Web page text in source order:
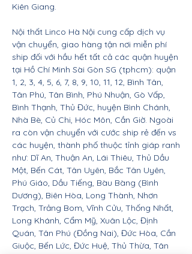
Kiên Giang.
Nội thất Linco Hà Nội cung cấp dịch vụ
vận chuyển, giao hàng tận nơi miễn phí
ship đối với hầu hết tất cả các quận huyện
tại Hồ Chí Minh Sài Gòn SG (tphcm): quận
1, 2, 3, 4, 5, 6, 7, 8, 9, 10, 11, 12, Bình Tân,
Tân Phú, Tân Bình, Phú Nhuận, Gò Vấp,
Bình Thạnh, Thủ Đức, huyện Bình Chánh,
Nhà Bè, Củ Chi, Hóc Môn, Cần Giờ. Ngoài
ra còn vận chuyển với cước ship rẻ đến vs
các huyện, thành phố thuộc tỉnh giáp ranh
như: Dĩ An, Thuận An, Lái Thiêu, Thủ Dầu
Một, Bến Cát, Tân Uyên, Bắc Tân Uyên,
Phú Giáo, Dầu Tiếng, Bàu Bàng (Bình
Dương), Biên Hòa, Long Thành, Nhơn
Trạch, Trảng Bom, Vĩnh Cửu, Thống Nhất,
Long Khánh, Cẩm Mỹ, Xuân Lộc, Định
Quán, Tân Phú (Đồng Nai), Đức Hòa, Cần
Giuộc, Bến Lức, Đức Huệ, Thủ Thừa, Tân